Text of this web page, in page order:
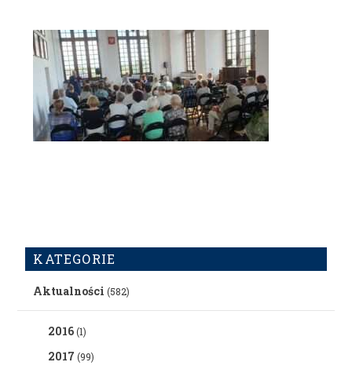
KATEGORIE
Aktualności (582)
2016(1)
2017 (99)